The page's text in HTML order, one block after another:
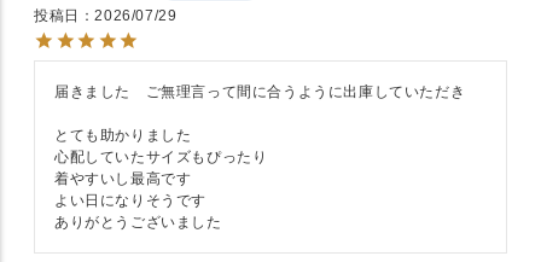
投稿日
2026/07/29
届きました　ご無理言って間に合うように出庫していただき
とても助かりました
心配していたサイズもぴったり
着やすいし最高です
よい日になりそうです
ありがとうございました